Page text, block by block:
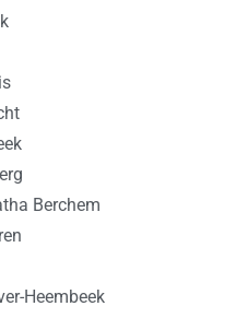
Berchem
Heembeek